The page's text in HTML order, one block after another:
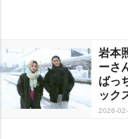
本照
ーさ
ばっ
ック
2026-